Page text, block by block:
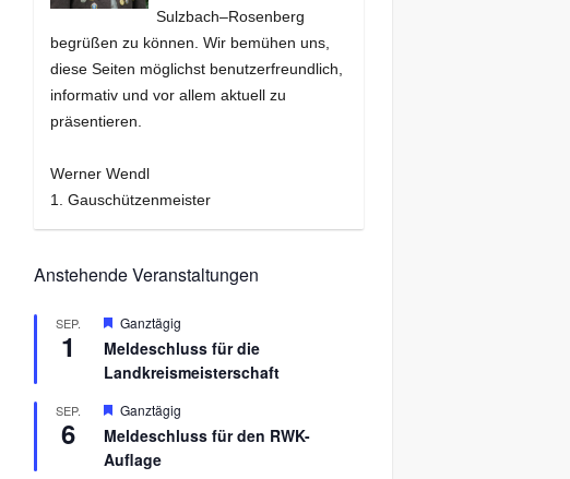
Sulzbach–Rosenberg
begrüßen zu können. Wir bemühen uns,
diese Seiten möglichst benutzerfreundlich,
informativ und vor allem aktuell zu
präsentieren.
Werner Wendl
1. Gauschützenmeister
Anstehende Veranstaltungen
SEP.
1
H
r
v
r
e
h
Ganztägig
Meldeschluss für die
Landkreismeisterschaft
SEP.
6
H
r
v
Ganztägig
Meldeschluss für den RWK-
Auflage